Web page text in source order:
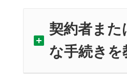
契約者また
な手続き